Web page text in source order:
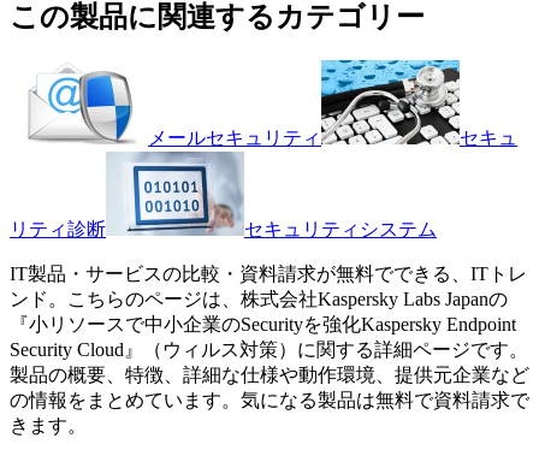
この製品に関連するカテゴリー
メールセキュリティ セキュ
リティ診断 セキュリティシステム
IT製品・サービスの比較・資料請求が無料でできる、ITトレ
ンド。こちらのページは、 株式会社Kaspersky Labs Japanの
『小リソースで中小企業のSecurityを強化Kaspersky Endpoint
Security Cloud 』（ ウィルス対策）に関する詳細ページです。
製品の概要、特徴、詳細な仕様や動作環境、提供元企業など
の情報をまとめています。気になる製品は無料で資料請求で
きます。